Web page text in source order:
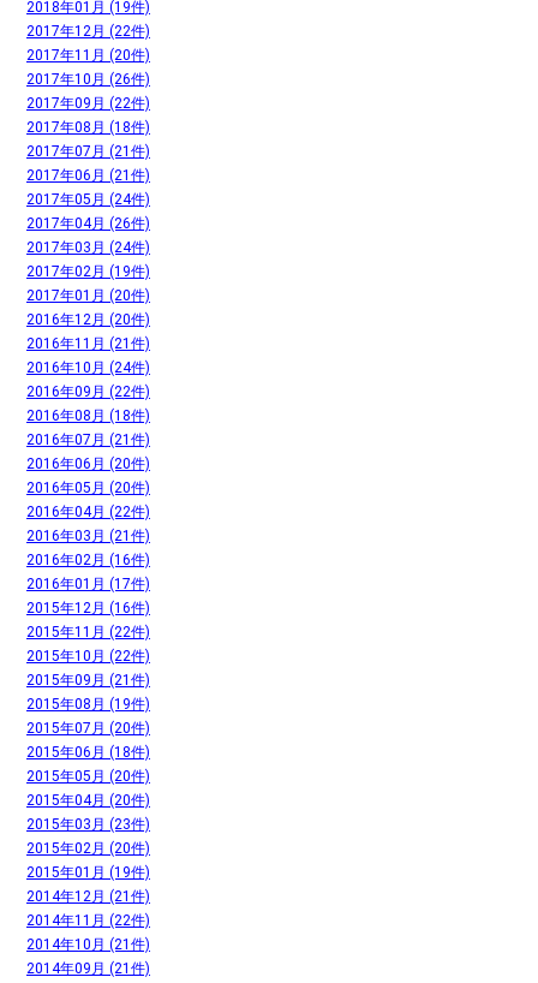
2018年01月 (19件)
2017年12月 (22件)
2017年11月 (20件)
2017年10月 (26件)
2017年09月 (22件)
2017年08月 (18件)
2017年07月 (21件)
2017年06月 (21件)
2017年05月 (24件)
2017年04月 (26件)
2017年03月 (24件)
2017年02月 (19件)
2017年01月 (20件)
2016年12月 (20件)
2016年11月 (21件)
2016年10月 (24件)
2016年09月 (22件)
2016年08月 (18件)
2016年07月 (21件)
2016年06月 (20件)
2016年05月 (20件)
2016年04月 (22件)
2016年03月 (21件)
2016年02月 (16件)
2016年01月 (17件)
2015年12月 (16件)
2015年11月 (22件)
2015年10月 (22件)
2015年09月 (21件)
2015年08月 (19件)
2015年07月 (20件)
2015年06月 (18件)
2015年05月 (20件)
2015年04月 (20件)
2015年03月 (23件)
2015年02月 (20件)
2015年01月 (19件)
2014年12月 (21件)
2014年11月 (22件)
2014年10月 (21件)
2014年09月 (21件)